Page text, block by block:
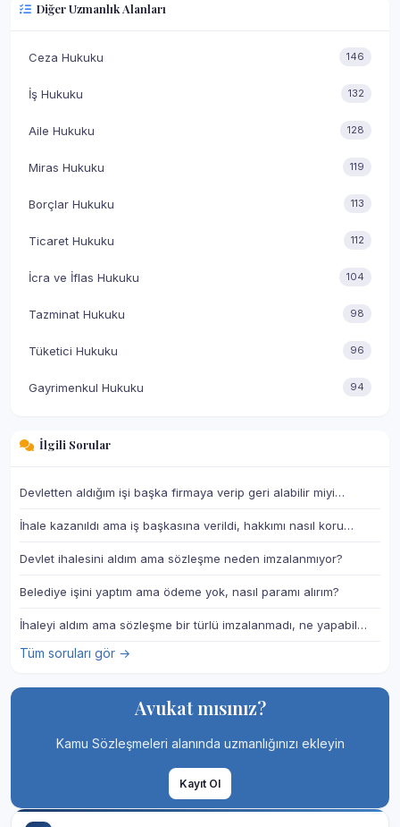
Diğer Uzmanlık Alanları
Ceza Hukuku 146
İş Hukuku 132
Aile Hukuku 128
Miras Hukuku 119
Borçlar Hukuku 113
Ticaret Hukuku 112
İcra ve İflas Hukuku 104
Tazminat Hukuku 98
Tüketici Hukuku 96
Gayrimenkul Hukuku 94
İlgili Sorular
Devletten aldığım işi başka firmaya verip geri alabilir miyi…
İhale kazanıldı ama iş başkasına verildi, hakkımı nasıl koru…
Devlet ihalesini aldım ama sözleşme neden imzalanmıyor?
Belediye işini yaptım ama ödeme yok, nasıl paramı alırım?
İhaleyi aldım ama sözleşme bir türlü imzalanmadı, ne yapabil…
Tüm soruları gör →
Avukat mısınız?
Kamu Sözleşmeleri alanında uzmanlığınızı ekleyin
Kayıt Ol